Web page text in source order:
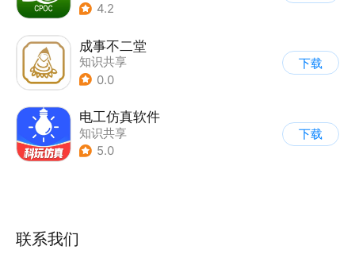
4.2
成事不二堂
知识共享
0.0
下载
电工仿真软件
知识共享
5.0
下载
联系我们